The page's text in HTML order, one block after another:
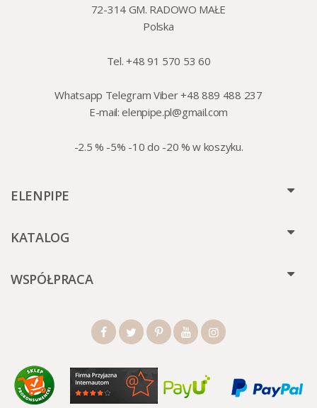
72-314 GM. RADOWO MAŁE
Polska
Tel. +48 91 570 53 60
Whatsapp Telegram Viber +48 889 488 237
E-mail:elenpipe.pl@gmail.com
-2.5 % -5% -10 do -20 % w koszyku.
ELENPIPE
KATALOG
WSPÓŁPRACA